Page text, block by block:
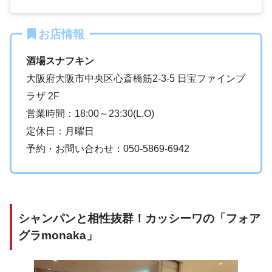
お店情報
酒場スナフキン
大阪府大阪市中央区心斎橋筋2-3-5 日宝ファインプ
ラザ 2F
営業時間：18:00～23:30(L.O)
定休日：月曜日
予約・お問い合わせ：050-5869-6942
シャンパンと相性抜群！カッシーワの「フォア
グラmonaka」